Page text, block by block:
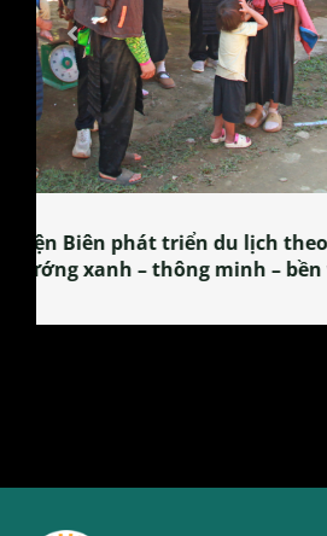
Làng làm bánh tẻ Phú
tỏa đặc sản xứ Đoài